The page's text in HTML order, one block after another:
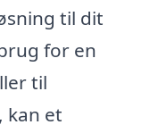
til dit
for en
til
kan et